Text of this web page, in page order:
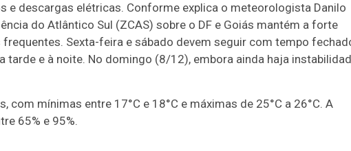
e descargas elétricas. Conforme explica o meteorologista Danilo
do Atlântico Sul (ZCAS) sobre o DF e Goiás mantém a forte
Sexta-feira e sábado devem seguir com tempo
tarde e à noite. No domingo (8/12), embora ainda haja
com mínimas entre 17°C e 18°C e máximas de 25°C a 26°C. A
65% e 95%.